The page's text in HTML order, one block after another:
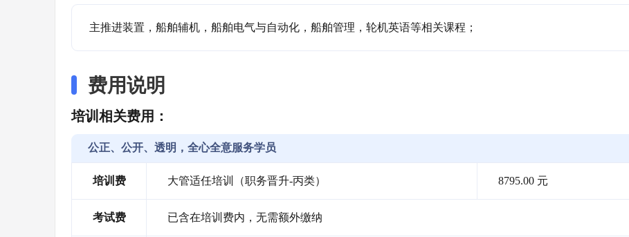
主推进装置，船舶辅机，船舶电气与自动化，船舶管理，轮机英语等相关课程；
费用说明
培训相关费用：
公正、公开、透明，全心全意服务学员
培训费 大管适任培训（职务晋升-丙类） 8795.00 元
考试费 已含在培训费内，无需额外缴纳